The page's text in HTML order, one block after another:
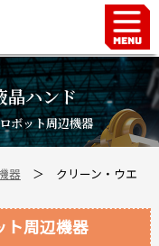
晶ハンド
ボット周辺機器
器＞ クリーン・ウエ
ト周辺機器
辺機器